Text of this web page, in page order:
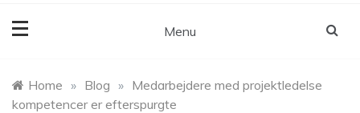
Menu
Home » Blog » Medarbejdere med projektledelse
kompetencer er efterspurgte